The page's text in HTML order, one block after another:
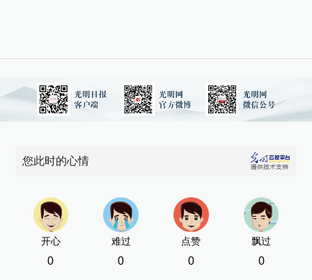
您此时的心情
开心
0
难过
0
点赞
0
飘过
0